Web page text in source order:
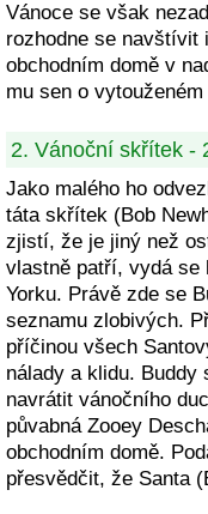
Vánoce se však
rozhodne se navštívit
obchodním domě v
mu sen o
2. Vánoční skřítek -
Jako malého ho
táta skřítek (Bob
zjistí, že je jiný než
vlastně patří, vydá se
Yorku. Právě zde se
seznamu zlobivých.
příčinou všech
nálady a klidu.
navrátit vánočního
půvabná Zooey
obchodním domě.
přesvědčit, že Santa